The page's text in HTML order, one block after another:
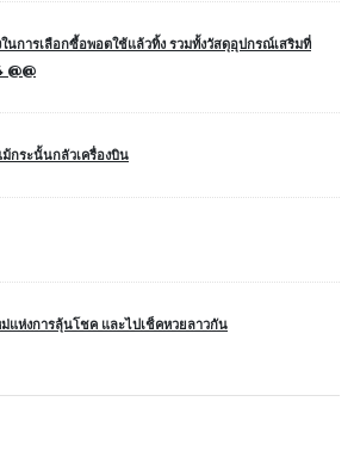
นการเลือกซื้อพอตใช้แล้วทิ้ง รวมทั้งวัสดุอุปกรณ์เสริมที่
@@
ม้กระนั้นกลัวเครื่องบิน
แห่งการลุ้นโชค และไปเช็คหวยลาวกัน